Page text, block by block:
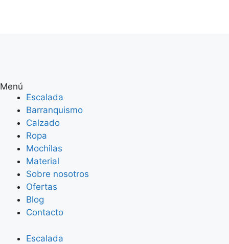
Menú
Escalada
Barranquismo
Calzado
Ropa
Mochilas
Material
Sobre nosotros
Ofertas
Blog
Contacto
Escalada